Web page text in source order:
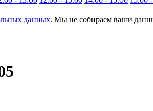
данных. Мы не собираем ваши